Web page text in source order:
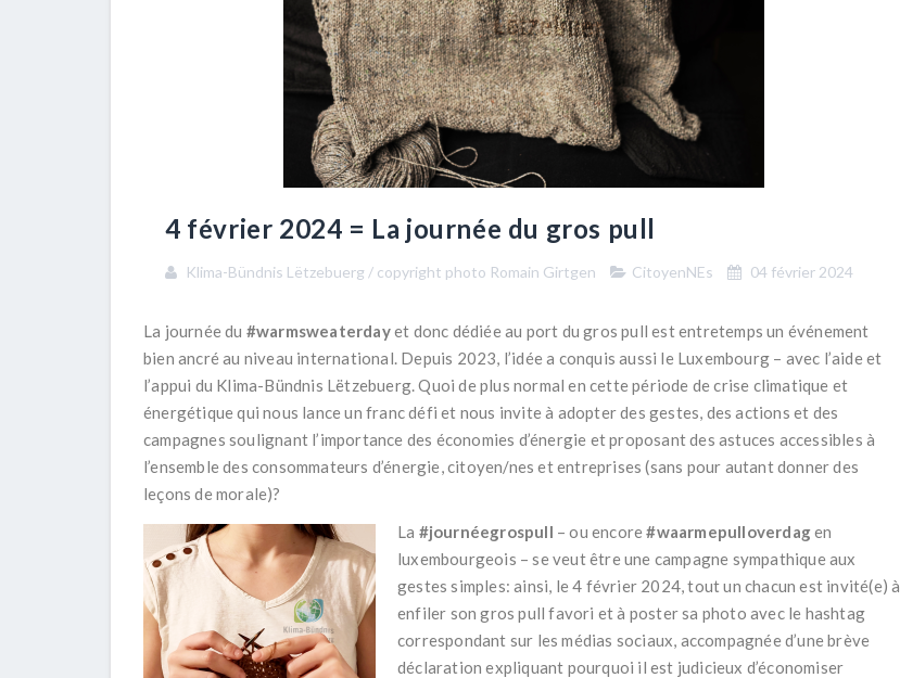
4 février 2024 = La journée du gros pull
Klima-Bündnis Lëtzebuerg / copyright photo Romain Girtgen CitoyenNEs 04 février 2024
La journée du #warmsweaterdayet donc dédiée au port du gros pull est entretemps un événement
bien ancré au niveau international. Depuis 2023, l’idée a conquis aussi le Luxembourg – avec l’aide et
l’appui du Klima-Bündnis Lëtzebuerg. Quoi de plus normal en cette période de crise climatique et
énergétique qui nous lance un franc défi et nous invite à adopter des gestes, des actions et des
campagnes soulignant l’importance des économies d’énergie et proposant des astuces accessibles à
l’ensemble des consommateurs d’énergie, citoyen/nes et entreprises (sans pour autant donner des
leçons de morale)?
La #journéegrospull – ou encore#waarmepulloverdagen
luxembourgeois – se veut être une campagne sympathique aux
gestes simples: ainsi, le 4 février 2024, tout un chacun est invité(e) à
enfiler son gros pull favori et à poster sa photo avec le hashtag
correspondant sur les médias sociaux, accompagnée d’une brève
déclaration expliquant pourquoi il est judicieux d’économiser